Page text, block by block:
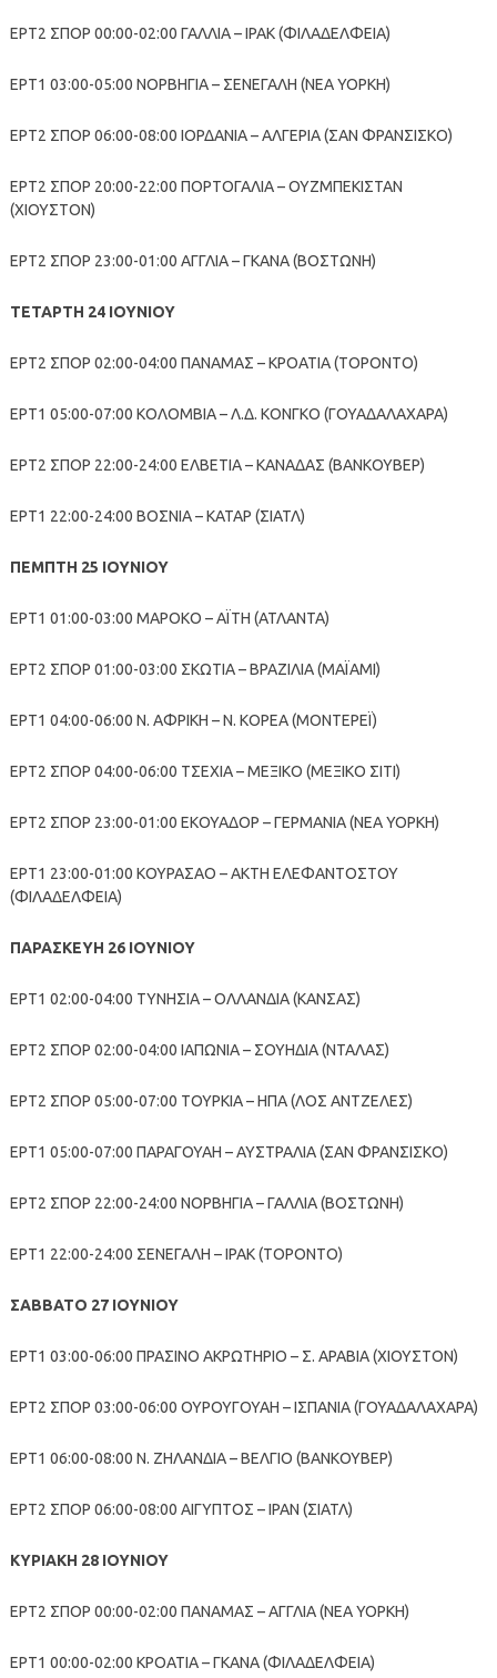
ΕΡΤ2 ΣΠΟΡ 00:00-02:00 ΓΑΛΛΙΑ – ΙΡΑΚ (ΦΙΛΑΔΕΛΦΕΙΑ)
ΕΡΤ1 03:00-05:00 ΝΟΡΒΗΓΙΑ – ΣΕΝΕΓΑΛΗ (ΝΕΑ ΥΟΡΚΗ)
ΕΡΤ2 ΣΠΟΡ 06:00-08:00 ΙΟΡΔΑΝΙΑ – ΑΛΓΕΡΙΑ (ΣΑΝ ΦΡΑΝΣΙΣΚΟ)
ΕΡΤ2 ΣΠΟΡ 20:00-22:00 ΠΟΡΤΟΓΑΛΙΑ – ΟΥΖΜΠΕΚΙΣΤΑΝ
(ΧΙΟΥΣΤΟΝ)
ΕΡΤ2 ΣΠΟΡ 23:00-01:00 ΑΓΓΛΙΑ – ΓΚΑΝΑ (ΒΟΣΤΩΝΗ)
ΤΕΤΑΡΤΗ 24 ΙΟΥΝΙΟΥ
ΕΡΤ2 ΣΠΟΡ 02:00-04:00 ΠΑΝΑΜΑΣ – ΚΡΟΑΤΙΑ (ΤΟΡΟΝΤΟ)
ΕΡΤ1 05:00-07:00 ΚΟΛΟΜΒΙΑ – Λ.Δ. ΚΟΝΓΚΟ (ΓΟΥΑΔΑΛΑΧΑΡΑ)
ΕΡΤ2 ΣΠΟΡ 22:00-24:00 ΕΛΒΕΤΙΑ – ΚΑΝΑΔΑΣ (ΒΑΝΚΟΥΒΕΡ)
ΕΡΤ1 22:00-24:00 ΒΟΣΝΙΑ – ΚΑΤΑΡ (ΣΙΑΤΛ)
ΠΕΜΠΤΗ 25 ΙΟΥΝΙΟΥ
ΕΡΤ1 01:00-03:00 ΜΑΡΟΚΟ – ΑΪΤΗ (ΑΤΛΑΝΤΑ)
ΕΡΤ2 ΣΠΟΡ 01:00-03:00 ΣΚΩΤΙΑ – ΒΡΑΖΙΛΙΑ (ΜΑΪΑΜΙ)
ΕΡΤ1 04:00-06:00 Ν. ΑΦΡΙΚΗ – Ν. ΚΟΡΕΑ (ΜΟΝΤΕΡΕΪ)
ΕΡΤ2 ΣΠΟΡ 04:00-06:00 ΤΣΕΧΙΑ – ΜΕΞΙΚΟ (ΜΕΞΙΚΟ ΣΙΤΙ)
ΕΡΤ2 ΣΠΟΡ 23:00-01:00 ΕΚΟΥΑΔΟΡ – ΓΕΡΜΑΝΙΑ (ΝΕΑ ΥΟΡΚΗ)
ΕΡΤ1 23:00-01:00 ΚΟΥΡΑΣΑΟ – ΑΚΤΗ ΕΛΕΦΑΝΤΟΣΤΟΥ
(ΦΙΛΑΔΕΛΦΕΙΑ)
ΠΑΡΑΣΚΕΥΗ 26 ΙΟΥΝΙΟΥ
ΕΡΤ1 02:00-04:00 ΤΥΝΗΣΙΑ – ΟΛΛΑΝΔΙΑ (ΚΑΝΣΑΣ)
ΕΡΤ2 ΣΠΟΡ 02:00-04:00 ΙΑΠΩΝΙΑ – ΣΟΥΗΔΙΑ (ΝΤΑΛΑΣ)
ΕΡΤ2 ΣΠΟΡ 05:00-07:00 ΤΟΥΡΚΙΑ – ΗΠΑ (ΛΟΣ ΑΝΤΖΕΛΕΣ)
ΕΡΤ1 05:00-07:00 ΠΑΡΑΓΟΥΑΗ – ΑΥΣΤΡΑΛΙΑ (ΣΑΝ ΦΡΑΝΣΙΣΚΟ)
ΕΡΤ2 ΣΠΟΡ 22:00-24:00 ΝΟΡΒΗΓΙΑ – ΓΑΛΛΙΑ (ΒΟΣΤΩΝΗ)
ΕΡΤ1 22:00-24:00 ΣΕΝΕΓΑΛΗ – ΙΡΑΚ (ΤΟΡΟΝΤΟ)
ΣΑΒΒΑΤΟ 27 ΙΟΥΝΙΟΥ
ΕΡΤ1 03:00-06:00 ΠΡΑΣΙΝΟ ΑΚΡΩΤΗΡΙΟ – Σ. ΑΡΑΒΙΑ (ΧΙΟΥΣΤΟΝ)
ΕΡΤ2 ΣΠΟΡ 03:00-06:00 ΟΥΡΟΥΓΟΥΑΗ – ΙΣΠΑΝΙΑ (ΓΟΥΑΔΑΛΑΧΑΡΑ)
ΕΡΤ1 06:00-08:00 Ν. ΖΗΛΑΝΔΙΑ – ΒΕΛΓΙΟ (ΒΑΝΚΟΥΒΕΡ)
ΕΡΤ2 ΣΠΟΡ 06:00-08:00 ΑΙΓΥΠΤΟΣ – ΙΡΑΝ (ΣΙΑΤΛ)
ΚΥΡΙΑΚΗ 28 ΙΟΥΝΙΟΥ
ΕΡΤ2 ΣΠΟΡ 00:00-02:00 ΠΑΝΑΜΑΣ – ΑΓΓΛΙΑ (ΝΕΑ ΥΟΡΚΗ)
ΕΡΤ1 00:00-02:00 ΚΡΟΑΤΙΑ – ΓΚΑΝΑ (ΦΙΛΑΔΕΛΦΕΙΑ)